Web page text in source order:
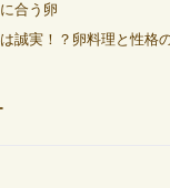
合う卵
誠実！？卵料理と性格